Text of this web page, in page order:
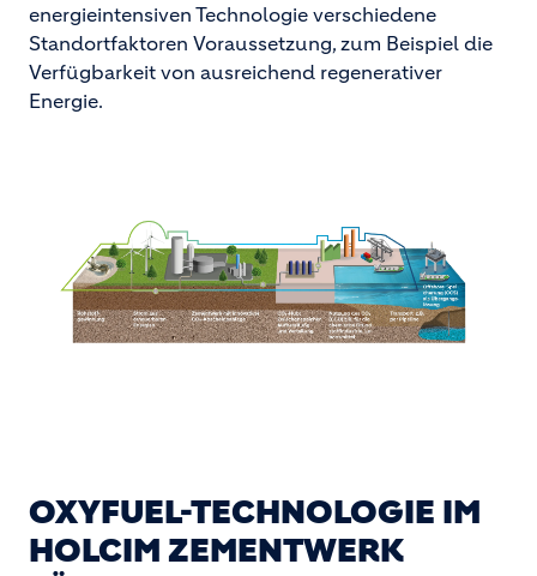
energieintensiven Technologie verschiedene
Standortfaktoren Voraussetzung, zum Beispiel die
Verfügbarkeit von ausreichend regenerativer
Energie.
OXYFUEL-TECHNOLOGIE IM
HOLCIM ZEMENTWERK